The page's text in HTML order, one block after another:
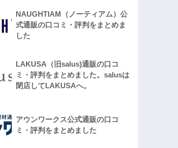
NAUGHTIAM（ノーティアム）公
式通販の口コミ・評判をまとめま
した
LAKUSA（旧salus)通販の口コ
ミ・評判をまとめました。salusは
閉店してLAKUSAへ。
アウンワークス公式通販の口コ
ミ・評判をまとめました